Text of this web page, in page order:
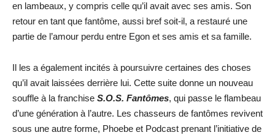
en lambeaux, y compris celle qu’il avait avec ses amis. Son
retour en tant que fantôme, aussi bref soit-il, a restauré une
partie de l’amour perdu entre Egon et ses amis et sa famille.
Il les a également incités à poursuivre certaines des choses
qu’il avait laissées derrière lui. Cette suite donne un nouveau
souffle à la franchise S.O.S. Fantômes, qui passe le flambeau
d’une génération à l’autre. Les chasseurs de fantômes revivent
sous une autre forme, Phoebe et Podcast prenant l’initiative de